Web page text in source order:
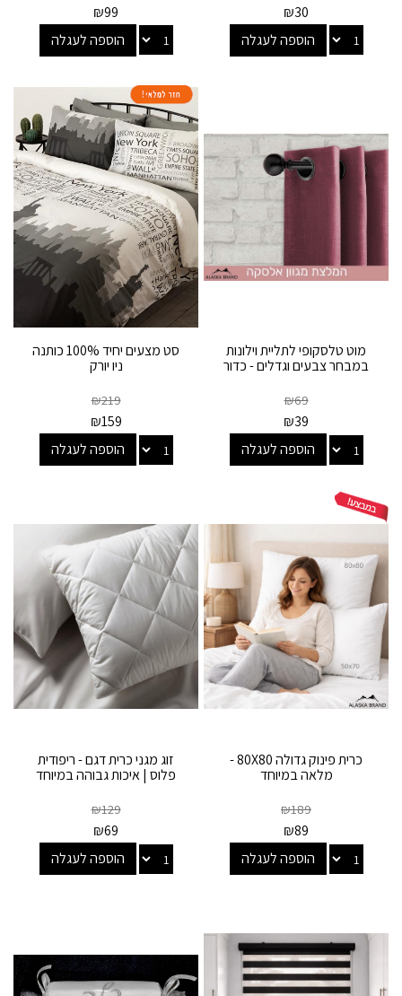
₪30
הוספה לעגלה
₪99
הוספה לעגלה
מוט טלסקופי לתליית וילונות
במבחר צבעים וגדלים - כדור
₪69
₪39
הוספה לעגלה
סט מצעים יחיד 100% כותנה
ניו יורק
₪219
₪159
הוספה לעגלה
כרית פינוק גדולה 80X80 -
מלאה במיוחד
₪189
₪89
הוספה לעגלה
זוג מגני כרית דגם - ריפודית
פלוס | איכות גבוהה במיוחד
₪129
₪69
הוספה לעגלה